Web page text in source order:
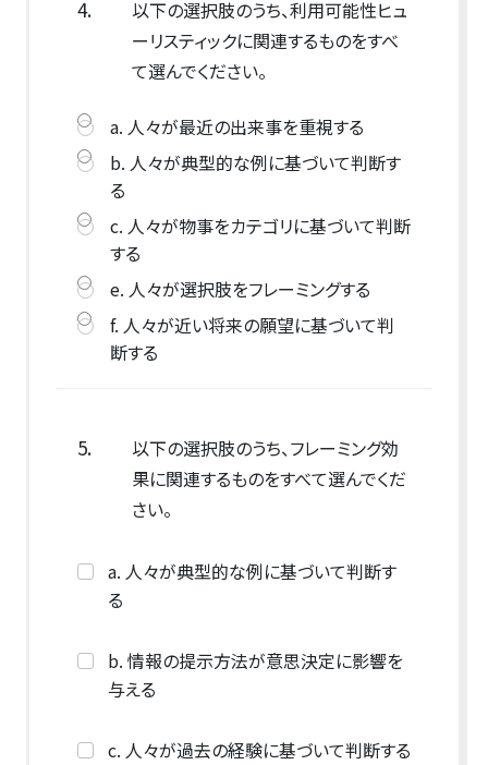
4.
以下の選択肢のうち、利用可能性ヒュ
ーリスティックに関連するものをすべ
て選んでください。
a. 人々が最近の出来事を重視する
b. 人々が典型的な例に基づいて判断す
る
c. 人々が物事をカテゴリに基づいて判断
する
e. 人々が選択肢をフレーミングする
f. 人々が近い将来の願望に基づいて判
断する
5.
以下の選択肢のうち、フレーミング効
果に関連するものをすべて選んでくだ
さい。
a. 人々が典型的な例に基づいて判断す
る
b. 情報の提示方法が意思決定に影響を
与える
c. 人々が過去の経験に基づいて判断する